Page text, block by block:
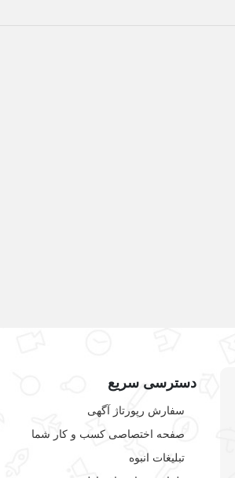
دسترسی سریع
سفارش رپورتاژ آگهی
صفحه اختصاصی کسب و کار شما
تبلیغات انبوه